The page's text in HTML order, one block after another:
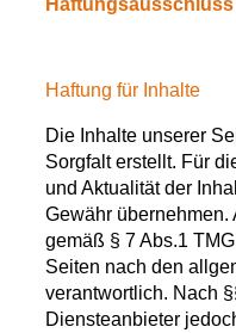
Haftung für Inhalte
Die Inhalte unserer
Sorgfalt erstellt. Für
und Aktualität der
Gewähr
gemäß § 7 Abs.1
Seiten nach den
verantwortlich. Nach
Diensteanbieter